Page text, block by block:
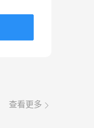
查看更多